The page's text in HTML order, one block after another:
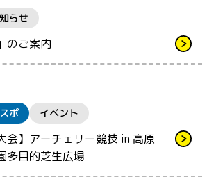
らせ
のご案内
ポ イベント
会】アーチェリー競技 in 高原
多目的芝生広場